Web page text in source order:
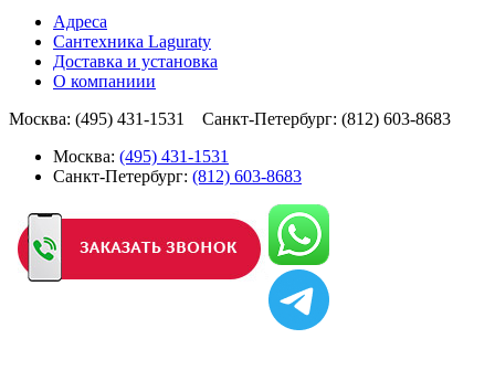
Адреса
Сантехника Laguraty
Доставка и установка
О компаниии
Москва: (495) 431-1531 Санкт-Петербург: (812) 603-8683
Москва: (495) 431-1531
Санкт-Петербург: (812) 603-8683